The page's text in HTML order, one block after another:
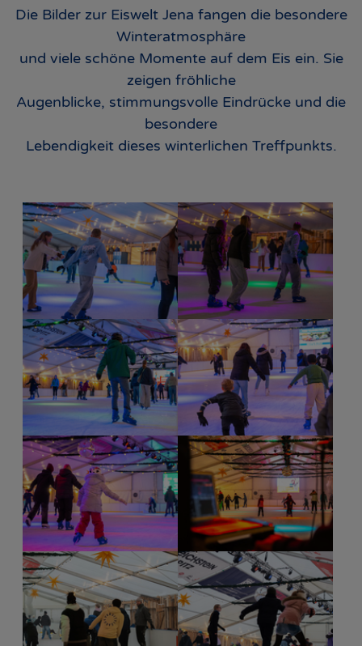
Die Bilder zur Eiswelt Jena fangen die besondere
Winteratmosphäre
und viele schöne Momente auf dem Eis ein. Sie
zeigen fröhliche
Augenblicke, stimmungsvolle Eindrücke und die
besondere
Lebendigkeit dieses winterlichen Treffpunkts.
Show larger version for:Show larger version for:
Show larger version for:Show larger version for:
Show larger version for:Show larger version for:
Show larger version for:Show larger version for: